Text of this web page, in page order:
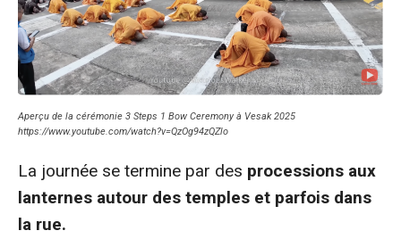
Aperçu de la cérémonie 3 Steps 1 Bow Ceremony à Vesak 2025
https://www.youtube.com/watch?v=QzOg94zQZlo
La journée se termine par des processions aux
lanternes autour des temples et parfois dans
la rue.